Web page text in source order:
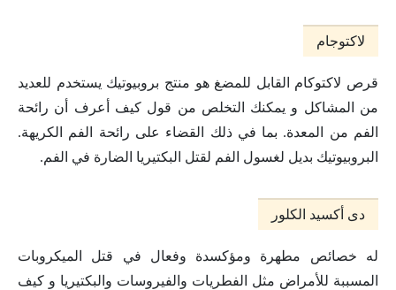
لاكتوجام
قرص لاكتوكام القابل للمضغ هو منتج بروبيوتيك يستخدم للعديد
من المشاكل و يمكنك التخلص من قول كيف أعرف أن رائحة
الفم من المعدة. بما في ذلك القضاء على رائحة الفم الكريهة.
البروبيوتيك بديل لغسول الفم لقتل البكتيريا الضارة في الفم.
دی أكسيد الكلور
له خصائص مطهرة ومؤكسدة وفعال في قتل الميكروبات
المسببة للأمراض مثل الفطريات والفيروسات والبكتيريا و كيف